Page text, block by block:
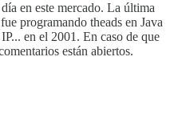
en este mercado. La última
programando theads en Java
en el 2001. En caso de que
están abiertos.